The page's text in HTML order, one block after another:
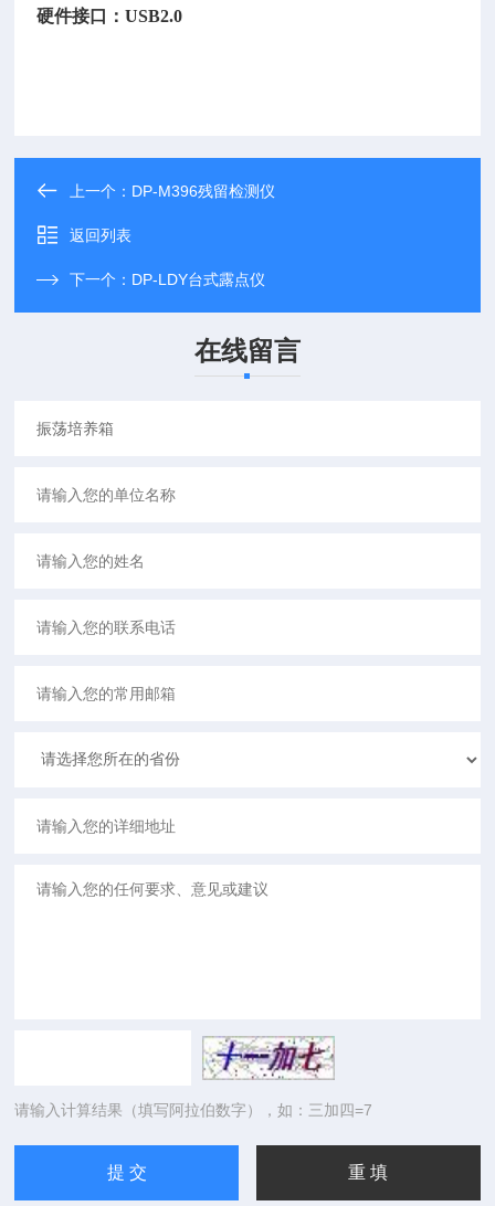
硬件接口：USB2.0
上一个： DP-M396残留检测仪
返回列表
下一个： DP-LDY台式露点仪
在线留言
请输入计算结果（填写阿拉伯数字），如：三加四=7